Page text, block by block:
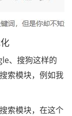
、搜狗这样的
索模块，例如我
索模块，在这个